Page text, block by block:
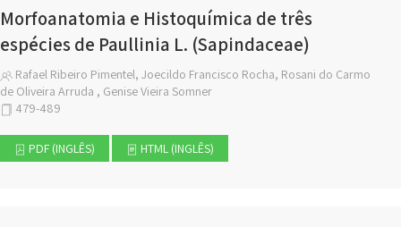
Morfoanatomia e Histoquímica de três
espécies de Paullinia L. (Sapindaceae)
Rafael Ribeiro Pimentel, Joecildo Francisco Rocha, Rosani do Carmo
de Oliveira Arruda , Genise Vieira Somner
479-489
PDF (INGLÊS) HTML (INGLÊS)